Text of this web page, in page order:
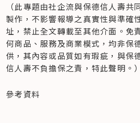
（此專題由社企流與保德信人壽共
製作，不影響報導之真實性與準確
址，禁止全文轉載至其他介面。免
何商品、服務及商業模式，均非保
供，其內容或品質如有瑕疵，與保
信人壽不負擔保之責，特此聲明。）
參考資料